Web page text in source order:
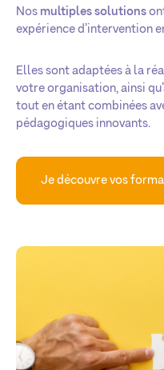
Nos multiples solutions
expérience d’intervention
Elles sont adaptées à la
votre organisation, ainsi
tout en étant combinées
pédagogiques innovants.
Je découvre vos